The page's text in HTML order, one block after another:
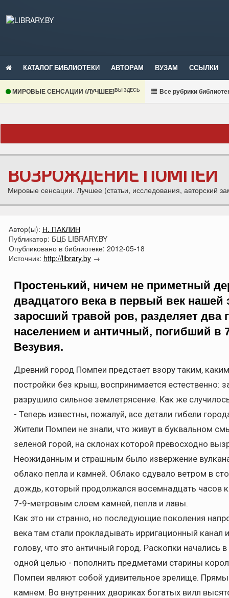
КАТАЛОГ БИБЛИОТЕКИ АВТОРАМ ВУЗАМ ССЫЛКИ
МИРОВЫЕ СЕНСАЦИИ (ЛУЧШЕЕ)ВЫ ЗДЕСЬ Все рубрики
ВОЗРОЖДЕНИЕ ПОМПЕЙ
Мировые сенсации. Лучшее (статьи, исследования, авторский
Автор(ы): Н. ПАКЛИН
Публикатор: БЦБ LIBRARY.BY
Опубликовано в библиотеке: 2012-05-18
Источник: http://library.by →
Простенький, ничем не приметный
двадцатого века в первый век
заросший травой ров, разделяет
населением и античный, погибший в
Везувия.
Древний город Помпеи предстает взору таким,
постройки без крыш, воспринимается естественно:
разрушило сильное землетрясение. Как же
- Теперь известны, пожалуй, все детали гибели
Жители Помпеи не знали, что живут в буквальном
зеленой горой, на склонах которой превосходно
Неожиданным и страшным было извержение
облако пепла и камней. Облако сдувало ветром в
дождь, который продолжался восемнадцать часов
7-9-метровым слоем камней, пепла и лавы.
Как это ни странно, но последующие поколения
века там стали прокладывать ирригационный
голову, что это античный город. Раскопки
одной целью - пополнить предметами старины
Помпеи являют собой удивительное зрелище.
камнем. Во внутренних двориках богатых вилл